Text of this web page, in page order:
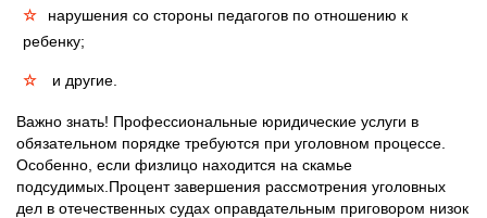
нарушения со стороны педагогов по отношению к
ребенку;
и другие.
Важно знать! Профессиональные юридические услуги в
обязательном порядке требуются при уголовном процессе.
Особенно, если физлицо находится на скамье
подсудимых.Процент завершения рассмотрения уголовных
дел в отечественных судах оправдательным приговором низок